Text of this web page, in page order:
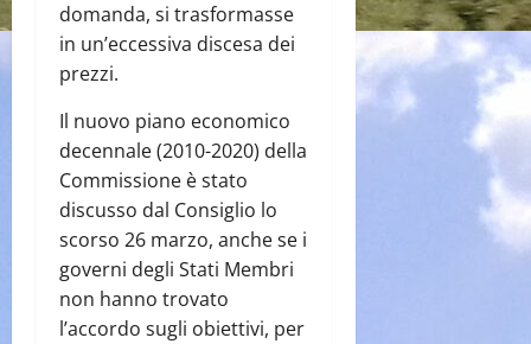
domanda, si trasformasse
in un’eccessiva discesa dei
prezzi.
Il nuovo piano economico
decennale (2010-2020) della
Commissione è stato
discusso dal Consiglio lo
scorso 26 marzo, anche se i
governi degli Stati Membri
non hanno trovato
l’accordo sugli obiettivi, per